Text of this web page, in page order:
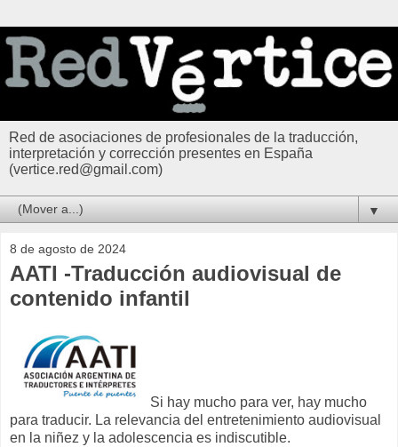
Red de asociaciones de profesionales de la traducción,
interpretación y corrección presentes en España
(vertice.red@gmail.com)
▼
8 de agosto de 2024
AATI -Traducción audiovisual de
contenido infantil
Si hay mucho para ver, hay mucho
para traducir. La relevancia del entretenimiento audiovisual
en la niñez y la adolescencia es indiscutible.